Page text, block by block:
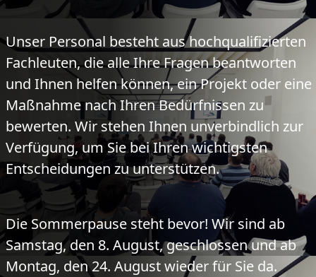
Unser Personal besteht aus hochqualifizierten
Fachleuten, die alle Ihre Fragen beantworten
und Ihnen helfen können, ein Projekt oder eine
Maßnahme nach Ihren Bedürfnissen zu
bewerten. Wir stehen Ihnen unverbindlich zur
Verfügung, um Sie bei Ihren wichtigsten
Entscheidungen zu unterstützen.
Die Sommerpause steht bevor! Wir sind ab
Samstag, den 8. August, geschlossen und ab
Montag, den 24. August wieder für Sie da.